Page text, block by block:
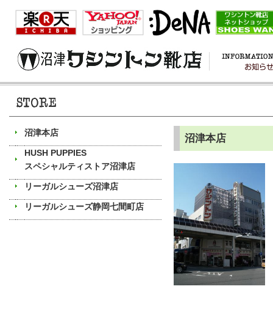
沼津本店
HUSH PUPPIES
スペシャルティストア沼津店
リーガルシューズ沼津店
リーガルシューズ静岡七間町店
沼津本店